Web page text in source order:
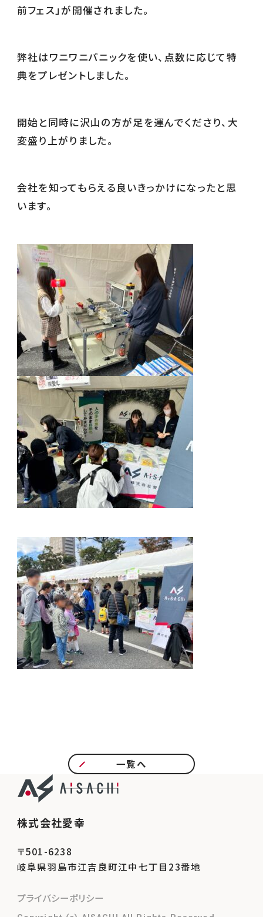
前フェス」が開催されました。
弊社はワニワニパニックを使い、点数に応じて特
典をプレゼントしました。
開始と同時に沢山の方が足を運んでくださり、大
変盛り上がりました。
会社を知ってもらえる良いきっかけになったと思
います。
一覧へ
株式会社愛幸
〒501-6238
岐阜県羽島市江吉良町江中七丁目23番地
プライバシーポリシー